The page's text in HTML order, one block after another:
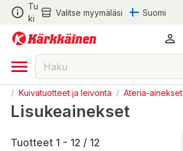
Tu
ki
Valitse myymäläsi Suomi
/ Kuivatuotteet ja leivonta / Ateria-ainekset
Lisukeainekset
Tuotteet 1 - 12 / 12